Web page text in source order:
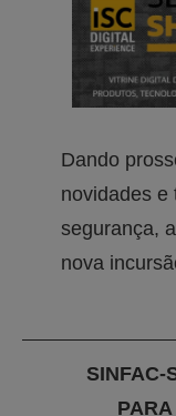
Dando
novidades e
segurança,
nova
SINFAC-